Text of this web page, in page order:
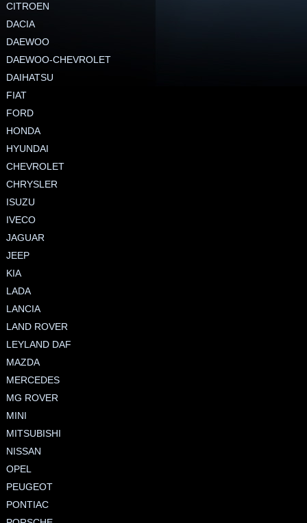
CITROEN
DACIA
DAEWOO
DAEWOO-CHEVROLET
DAIHATSU
FIAT
FORD
HONDA
HYUNDAI
CHEVROLET
CHRYSLER
ISUZU
IVECO
JAGUAR
JEEP
KIA
LADA
LANCIA
LAND ROVER
LEYLAND DAF
MAZDA
MERCEDES
MG ROVER
MINI
MITSUBISHI
NISSAN
OPEL
PEUGEOT
PONTIAC